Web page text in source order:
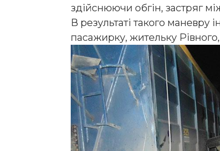
здійснюючи обгін, застряг
В результаті такого маневру
пасажирку, жительку Рівного,